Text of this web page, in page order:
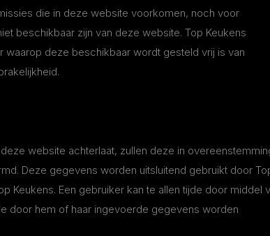
die in deze website voorkomen, noch voor
beschikbaar zijn van deze website. Top Keukens
deze beschikbaar wordt gesteld vrij is van
website achterlaat, zullen deze in
Deze gegevens worden uitsluitend gebruikt door
Keukens. Een gebruiker kan te allen tijde door middel
door hem of haar ingevoerde gegevens worden